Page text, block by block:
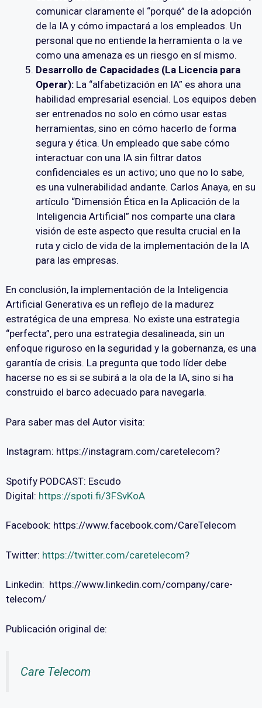
comunicar claramente el “porqué” de la adopción
de la IA y cómo impactará a los empleados. Un
personal que no entiende la herramienta o la ve
como una amenaza es un riesgo en sí mismo.
Desarrollo de Capacidades (La Licencia para
Operar): La “alfabetización en IA” es ahora una
habilidad empresarial esencial. Los equipos deben
ser entrenados no solo en cómo usar estas
herramientas, sino en cómo hacerlo de forma
segura y ética. Un empleado que sabe cómo
interactuar con una IA sin filtrar datos
confidenciales es un activo; uno que no lo sabe,
es una vulnerabilidad andante. Carlos Anaya, en su
artículo “Dimensión Ética en la Aplicación de la
Inteligencia Artificial” nos comparte una clara
visión de este aspecto que resulta crucial en la
ruta y ciclo de vida de la implementación de la IA
para las empresas.
En conclusión, la implementación de la Inteligencia
Artificial Generativa es un reflejo de la madurez
estratégica de una empresa. No existe una estrategia
“perfecta”, pero una estrategia desalineada, sin un
enfoque riguroso en la seguridad y la gobernanza, es una
garantía de crisis. La pregunta que todo líder debe
hacerse no es si se subirá a la ola de la IA, sino si ha
construido el barco adecuado para navegarla.
Para saber mas del Autor visita:
Instagram: https://instagram.com/caretelecom?
Spotify PODCAST: Escudo
Digital: https://spoti.fi/3FSvKoA
Facebook: https://www.facebook.com/CareTelecom
Twitter: https://twitter.com/caretelecom?
Linkedin: https://www.linkedin.com/company/care-
telecom/
Publicación original de:
Care Telecom